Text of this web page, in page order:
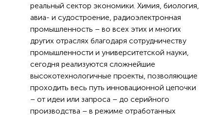
реальный сектор экономики. Химия, биология,
авиа- и судостроение, радиоэлектронная
промышленность – во всех этих и многих
других отраслях благодаря сотрудничеству
промышленности и университетской науки,
сегодня реализуются сложнейшие
высокотехнологичные проекты, позволяющие
проходить весь путь инновационной цепочки
– от идеи или запроса – до серийного
производства – в режиме отработанных